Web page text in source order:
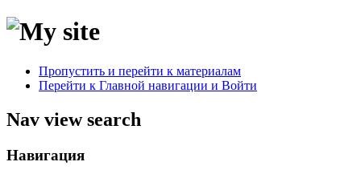
Пропустить и перейти к материалам
Перейти к Главной навигации и Войти
Nav view search
Навигация